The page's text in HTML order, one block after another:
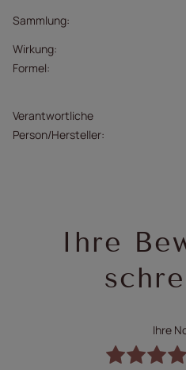
Sammlung
Wirkung
Formel
Verantwortliche
Person/Hersteller
Ihre
Ihre